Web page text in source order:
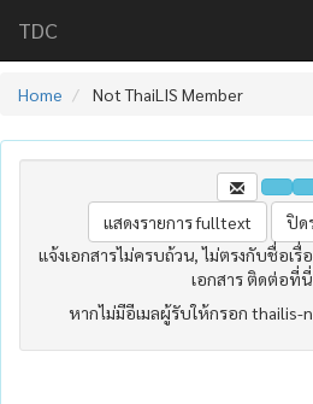
TDC
Home Not ThaiLIS Member
แจ้งเอกสารไม่ครบถ้วน, ไม่ตรงกับชื่อเ
เอกสาร ติดต่อที่
หากไม่มีอีเมลผู้รับให้กรอก thailis-